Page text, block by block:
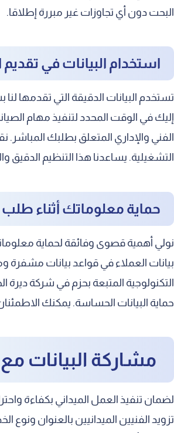
البحت دون أي تجاوزات غير مبررة إطلاقا.
استخدام البيانات في تقديم
تستخدم البيانات الدقيقة التي تقدمها
إليك في الوقت المحدد لتنفيذ مهام
الفني والإداري المتعلق بطلبك المباشر.
التشغيلية. يساعدنا هذا التنظيم الدقيق
حماية معلوماتك أثناء طلب
نولي أهمية قصوى وفائقة لحماية
بيانات العملاء في قواعد بيانات مشفرة
التكنولوجية المتبعة بحزم في شركة
حماية البيانات الحساسة. يمكنك
مشاركة البيانات مع
لضمان تنفيذ العمل الميداني بكفاءة
تزويد الفنيين الميدانيين بالعنوان